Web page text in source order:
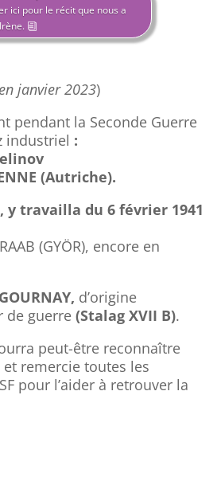
ici pour le récit que nous a
janvier 2023)
pendant la Seconde Guerre
industriel :
(Autriche).
y travailla du 6 février 1941
(GYÖR), encore en
d’origine
de guerre (Stalag XVII B).
peut-être reconnaître
remercie toutes les
pour l’aider à retrouver la